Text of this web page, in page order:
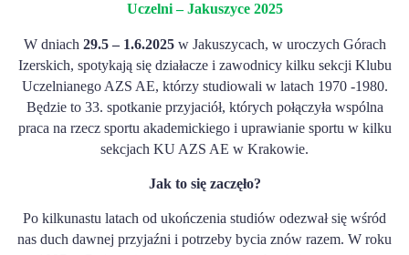
Uczelni – Jakuszyce 2025
W dniach 29.5 – 1.6.2025w Jakuszycach, w uroczych Górach
Izerskich, spotykają się działacze i zawodnicy kilku sekcji Klubu
Uczelnianego AZS AE, którzy studiowali w latach 1970 -1980.
Będzie to 33. spotkanie przyjaciół, których połączyła wspólna
praca na rzecz sportu akademickiego i uprawianie sportu w kilku
sekcjach KU AZS AE w Krakowie.
Jak to się zaczęło?
Po kilkunastu latach od ukończenia studiów odezwał się wśród
nas duch dawnej przyjaźni i potrzeby bycia znów razem. W roku